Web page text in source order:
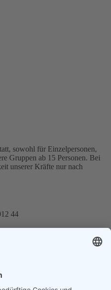
sowohl für Einzelpersonen,
Gruppen ab 15 Personen. Bei
unserer Kräfte nur nach
44
werden